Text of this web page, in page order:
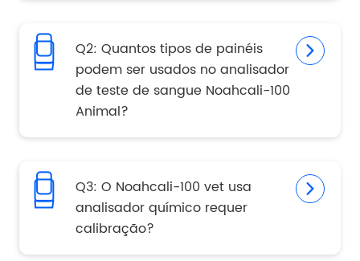
Q2: Quantos tipos de painéis
podem ser usados no analisador
de teste de sangue Noahcali-100
Animal?
Q3: O Noahcali-100 vet usa
analisador químico requer
calibração?